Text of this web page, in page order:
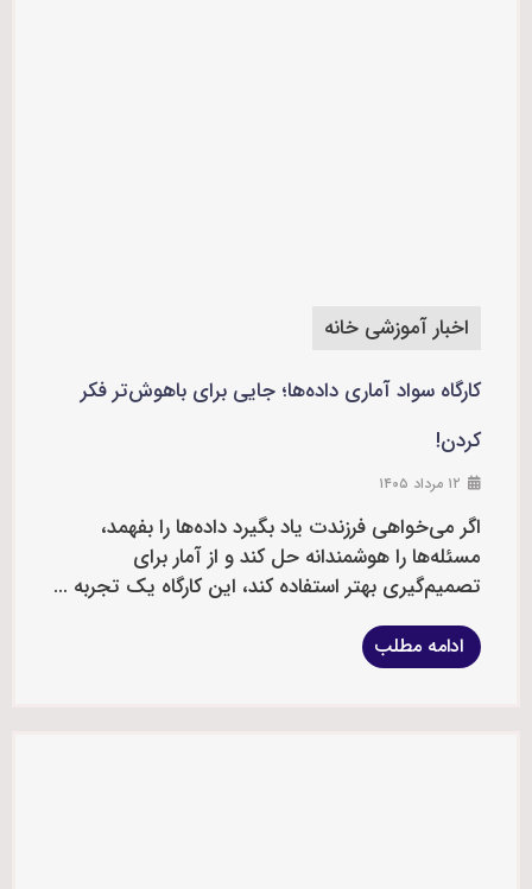
اخبار آموزشی خانه
کارگاه سواد آماری داده‌ها؛ جایی برای باهوش‌تر فکر
کردن!
اگر می‌خواهی فرزندت یاد بگیرد داده‌ها را بفهمد،
مسئله‌ها را هوشمندانه حل کند و از آمار برای
تصمیم‌گیری بهتر استفاده کند، این کارگاه یک تجربه ...
ادامه مطلب